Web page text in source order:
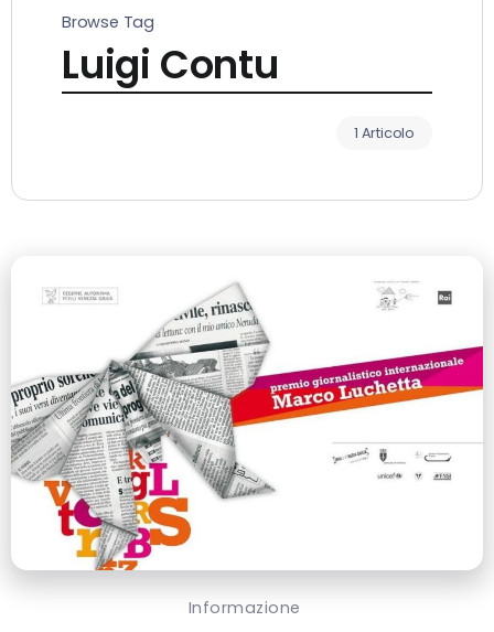
Browse Tag
Luigi Contu
1 Articolo
Informazione